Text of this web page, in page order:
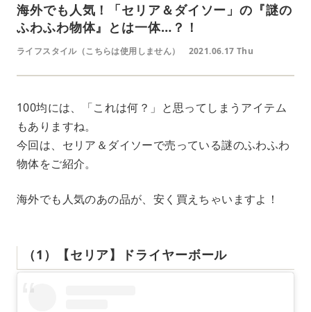
海外でも人気！「セリア＆ダイソー」の『謎の
ふわふわ物体』とは一体…？！
ライフスタイル（こちらは使用しません） 2021.06.17 Thu
100均には、「これは何？」と思ってしまうアイテム
もありますね。
今回は、セリア＆ダイソーで売っている謎のふわふわ
物体をご紹介。
海外でも人気のあの品が、安く買えちゃいますよ！
（1）【セリア】ドライヤーボール